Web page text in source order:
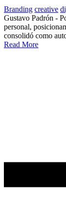
Branding creative
Gustavo Padrón -
personal,
consolidó como
Read More